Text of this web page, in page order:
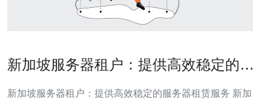
新加坡服务器租户：提供高效稳定的服
新加坡服务器租户：提供高效稳定的服务器租赁服务 新加